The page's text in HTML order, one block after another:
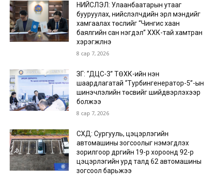
НИЙСЛЭЛ: Улаанбаатарын утааг
бууруулах, нийслэлчүүдийн эрүүл мэндийг
хамгаалах төслийг “Чингис хаан
баялгийн сан нэгдэл” ХХК-тай хамтран
хэрэгжүүлнэ
8 сар 7, 2026
ЗГ: “ДЦС-3” ТӨХК-ийн нэн
шаардлагатай “Турбингенератор-5”-ын
шинэчлэлийн төсвийг шийдвэрлэхээр
болжээ
8 сар 7, 2026
СХД: Сургууль, цэцэрлэгийн
автомашины зогсоолыг нэмэгдүүлэх
зорилгоор дүүргийн 19-р хороонд 92-р
цэцэрлэгийн урд талд 62 автомашины
зогсоол барьжээ